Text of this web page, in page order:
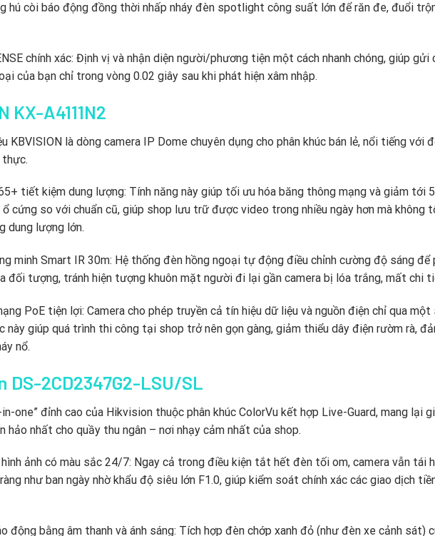
hú còi báo động đồng thời nhấp nháy đèn spotlight công suất lớn để răn đe,đuổi
chính xác: Định vị và nhận diện người/phương tiện một cách nhanh chóng,giúp gửi
của bạn chỉ trong vòng 0.02 giây sau khi phát hiện xâm nhập.
KX-A4111N2
là dòng camera IP Dome chuyên dụng cho phân khúc bán lẻ, nổi tiếng với
thực.
tiết kiệm dung lượng: Tính năng này giúp tối ưu hóa băng thông mạng và giảm tới
cứng so với chuẩn cũ,giúp shop lưu trữ được video trong nhiều ngày hơn mà không
dung lượng lớn.
minh Smart IR 30m: Hệ thống đèn hồng ngoại tự động điều chỉnh cường độ sáng để
đối tượng,tránh hiện tượng khuôn mặt người đi lại gần camera bị lóa trắng,mất chi
PoE tiện lợi: Camera cho phép truyền cả tín hiệu dữ liệu và nguồn điện chỉ qua một
này giúp quá trình thi công tại shop trở nên gọn gàng,giảm thiểu dây điện rườm rà,
nổ.
DS-2CD2347G2-LSU/SL
one” đỉnh cao của Hikvision thuộc phân khúc ColorVu kết hợp Live-Guard, mang lại
hảo nhất cho quầy thu ngân – nơi nhạy cảm nhất của shop.
ảnh có màu sắc 24/7: Ngay cả trong điều kiện tắt hết đèn tối om,camera vẫn tái
như ban ngày nhờ khẩu độ siêu lớn F1.0,giúp kiểm soát chính xác các giao dịch
động bằng âm thanh và ánh sáng: Tích hợp đèn chớp xanh đỏ (như đèn xe cảnh sát)